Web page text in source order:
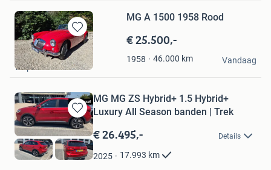
Bewaren
in
Mijn
Favorieten
MG A 1500 1958 Rood
€ 25.500,-
1958 46.000 km
Andre
Wapenveld
Vandaag
Bewaren
in
Mijn
Favorieten
MG MG ZS Hybrid+ 1.5 Hybrid+
Luxury All Season banden | Trek
€ 26.495,- Details
2025 17.993 km